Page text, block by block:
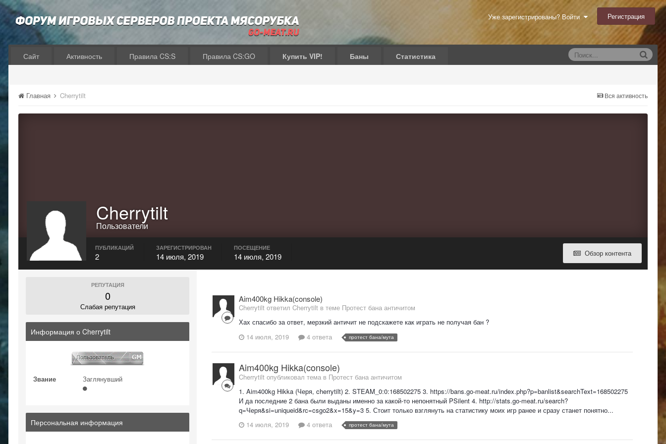
Уже зарегистрированы? Войти Регистрация
Сайт Активность Правила CS:S Правила CS:GO Купить VIP! Баны Статистика
Вся активность
Главная Cherrytilt
Cherrytilt
Пользователи
Обзор контента
ПУБЛИКАЦИЙ
2
ЗАРЕГИСТРИРОВАН
14 июля, 2019
ПОСЕЩЕНИЕ
14 июля, 2019
РЕПУТАЦИЯ
0
Слабая репутация
Информация о Cherrytilt
Звание Заглянувший
Персональная информация
Aim400kg Hikka(console)
Cherrytilt ответил Cherrytilt в теме Протест бана античитом
Хах спасибо за ответ, мерзкий античит не подскажете как играть не получая бан ?
14 июля, 2019
4 ответа протест бана/мута
Aim400kg Hikka(console)
Cherrytilt опубликовал тема в Протест бана античитом
1. Aim400kg Hikka (Черя, cherrytilt) 2. STEAM_0:0:168502275 3. https://bans.go-meat.ru/index.php?p=banlist&searchText=168502275
И да последние 2 бана были выданы именно за какой-то непонятный PSilent 4. http://stats.go-meat.ru/search?
q=Черя&si=uniqueid&rc=csgo2&x=15&y=3 5. Стоит только взглянуть на статистику моих игр ранее и сразу станет понятно...
14 июля, 2019
4 ответа протест бана/мута